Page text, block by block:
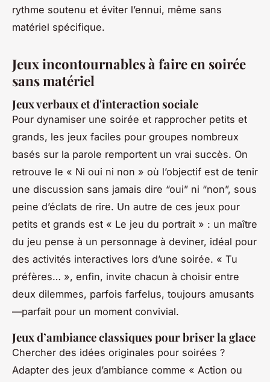
rythme soutenu et éviter l’ennui, même sans
matériel spécifique.
Jeux incontournables à faire en soirée
sans matériel
Jeux verbaux et d'interaction sociale
Pour dynamiser une soirée et rapprocher petits et
grands, les jeux faciles pour groupes nombreux
basés sur la parole remportent un vrai succès. On
retrouve le « Ni oui ni non » où l’objectif est de tenir
une discussion sans jamais dire “oui” ni “non”, sous
peine d’éclats de rire. Un autre de ces jeux pour
petits et grands est « Le jeu du portrait » : un maître
du jeu pense à un personnage à deviner, idéal pour
des activités interactives lors d’une soirée. « Tu
préfères… », enfin, invite chacun à choisir entre
deux dilemmes, parfois farfelus, toujours amusants
—parfait pour un moment convivial.
Jeux d’ambiance classiques pour briser la glace
Chercher des idées originales pour soirées ?
Adapter des jeux d’ambiance comme « Action ou